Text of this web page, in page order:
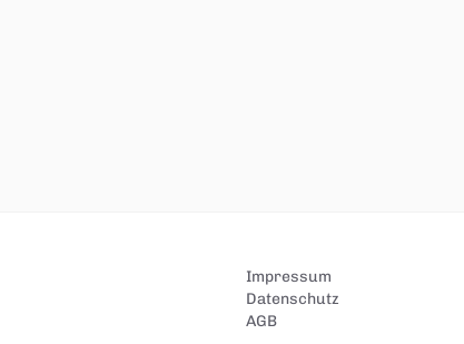
Impressum
Datenschutz
AGB